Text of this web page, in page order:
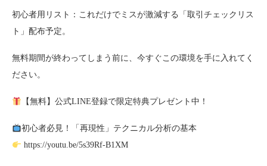
初心者用リスト：これだけでミスが激減する「取引チェックリス
ト」配布予定。
無料期間が終わってしまう前に、今すぐこの環境を手に入れてく
ださい。
【無料】公式LINE登録で限定特典プレゼント中！
初心者必見！「再現性」テクニカル分析の基本
https://youtu.be/5s39Rf-B1XM